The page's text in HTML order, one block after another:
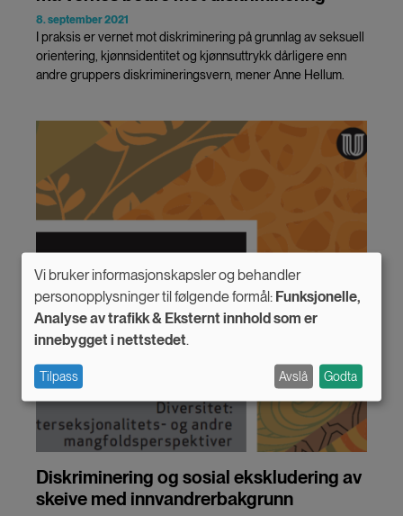
8. september 2021
I praksis er vernet mot diskriminering på grunnlag av seksuell
orientering, kjønnsidentitet og kjønnsuttrykk dårligere enn
andre gruppers diskrimineringsvern, mener Anne Hellum.
Diskriminering og sosial ekskludering av
skeive med innvandrerbakgrunn
Use
of
personal
data
and
cookies
Vi bruker informasjonskapsler og behandler
personopplysninger til følgende formål: Funksjonelle,
Analyse av trafikk & Eksternt innhold som er
innebygget i nettstedet.
Tilpass Avslå Godta